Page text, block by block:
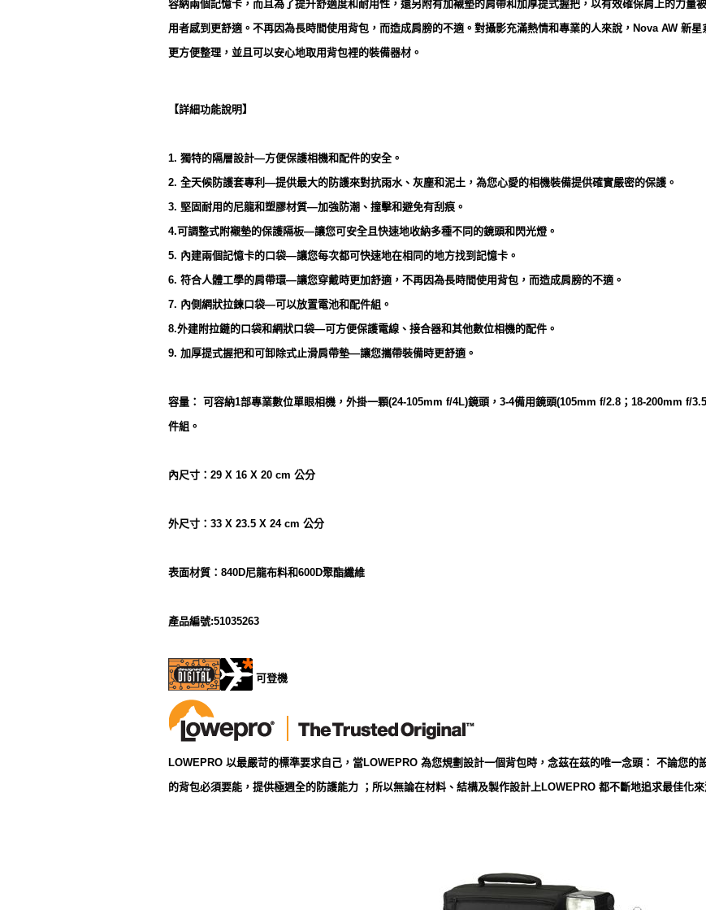
容納兩個記憶卡，而且為了提升舒適度和耐用性，還另附有加襯墊的肩帶和加厚提式握把，以有效確保肩上的力
用者感到更舒適。不再因為長時間使用背包，而造成肩膀的不適。對攝影充滿熱情和專業的人來說，Nova AW 新
更方便整理，並且可以安心地取用背包裡的裝備器材。
【詳細功能說明】
1. 獨特的隔層設計—方便保護相機和配件的安全。
2. 全天候防護套專利—提供最大的防護來對抗雨水、灰塵和泥土，為您心愛的相機裝備提供確實嚴密的保護。
3. 堅固耐用的尼龍和塑膠材質—加強防潮、撞擊和避免有刮痕。
4.可調整式附襯墊的保護隔板—讓您可安全且快速地收納多種不同的鏡頭和閃光燈。
5. 內建兩個記憶卡的口袋—讓您每次都可快速地在相同的地方找到記憶卡。
6. 符合人體工學的肩帶環—讓您穿戴時更加舒適，不再因為長時間使用背包，而造成肩膀的不適。
7. 內側網狀拉鍊口袋—可以放置電池和配件組。
8.外建附拉鏈的口袋和網狀口袋—可方便保護電線、接合器和其他數位相機的配件。
9. 加厚提式握把和可卸除式止滑肩帶墊—讓您攜帶裝備時更舒適。
容量： 可容納1部專業數位單眼相機，外掛一顆(24-105mm f/4L)鏡頭，3-4備用鏡頭(105mm f/2.8；18-200mm f/
件組。
內尺寸：29 X 16 X 20 cm 公分
外尺寸：33 X 23.5 X 24 cm 公分
表面材質：840D尼龍布料和600D聚酯纖維
產品編號:51035263
可登機
LOWEPRO 以最嚴苛的標準要求自己，當LOWEPRO 為您規劃設計一個背包時，念茲在茲的唯一念頭： 不論您
的背包必須要能，提供極週全的防護能力 ；所以無論在材料、結構及製作設計上LOWEPRO 都不斷地追求最佳化來